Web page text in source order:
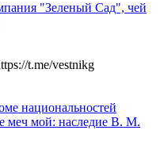
"Зеленый Сад", чей
t.me/vestnikg
национальностей
меч мой: наследие В. М.